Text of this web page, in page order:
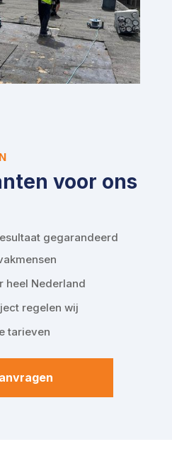
voor ons
gegarandeerd
heel Nederland
regelen wij
tarieven